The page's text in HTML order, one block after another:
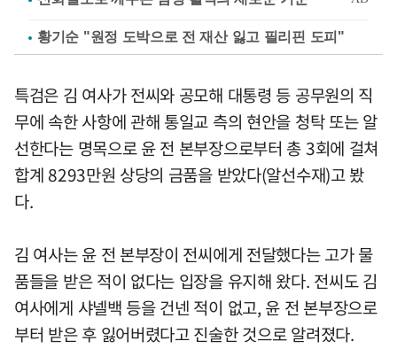
황기순 "원정 도박으로 전 재산 잃고 필리핀 도피"
특검은 김 여사가 전씨와 공모해 대통령 등 공무원의 직
무에 속한 사항에 관해 통일교 측의 현안을 청탁 또는 알
선한다는 명목으로 윤 전 본부장으로부터 총 3회에 걸쳐
합계 8293만원 상당의 금품을 받았다(알선수재)고 봤
다.
김 여사는 윤 전 본부장이 전씨에게 전달했다는 고가 물
품들을 받은 적이 없다는 입장을 유지해 왔다. 전씨도 김
여사에게 샤넬백 등을 건넨 적이 없고, 윤 전 본부장으로
부터 받은 후 잃어버렸다고 진술한 것으로 알려졌다.